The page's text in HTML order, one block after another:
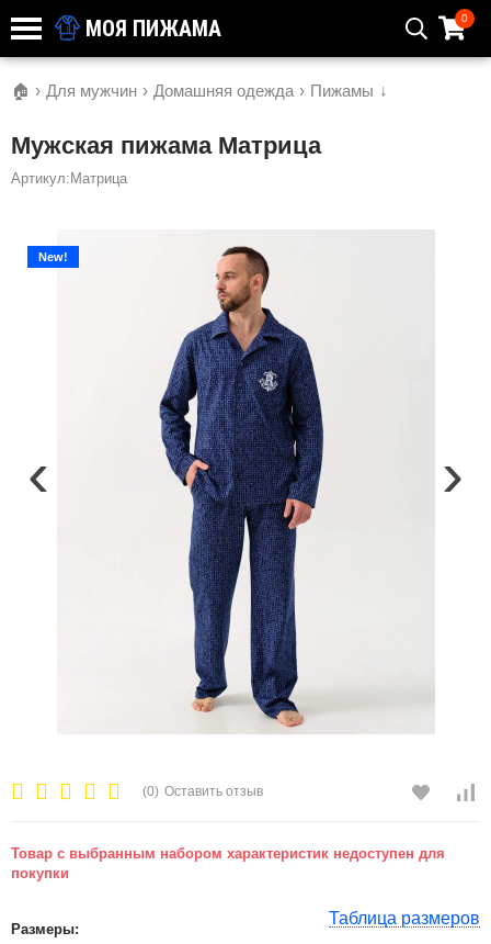
МОЯ ПИЖАМА 0
🏠 › Для мужчин › Домашняя одежда › Пижамы ↓
Мужская пижама Матрица
Артикул:Матрица
New!
‹ ›
(0) Оставить отзыв
Товар с выбранным набором характеристик недоступен для
покупки
Таблица размеров
Размеры: